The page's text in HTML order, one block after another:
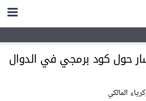
حول كود برمجي في الدوال
المالكي